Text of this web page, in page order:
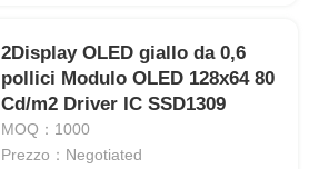
2Display OLED giallo da 0,6
pollici Modulo OLED 128x64 80
Cd/m2 Driver IC SSD1309
MOQ：1000
Prezzo：Negotiated